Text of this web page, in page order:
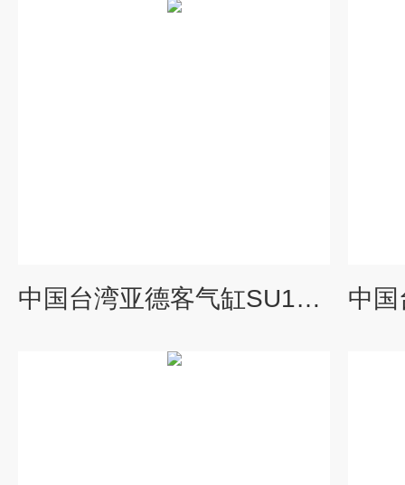
中国台湾亚德客气缸SU125*1000-S**